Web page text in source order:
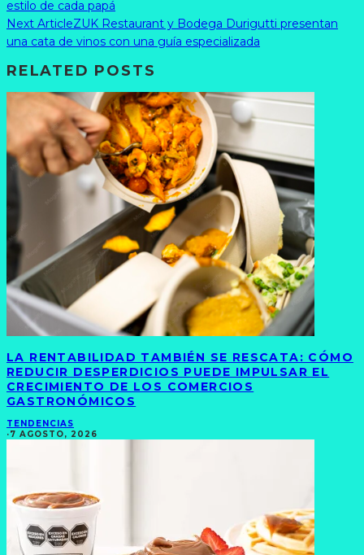
estilo de cada papá
Next ArticleZUK Restaurant y Bodega Durigutti presentan
una cata de vinos con una guía especializada
RELATED POSTS
LA RENTABILIDAD TAMBIÉN SE RESCATA: CÓMO
REDUCIR DESPERDICIOS PUEDE IMPULSAR EL
CRECIMIENTO DE LOS COMERCIOS
GASTRONÓMICOS
TENDENCIAS
·7 AGOSTO, 2026